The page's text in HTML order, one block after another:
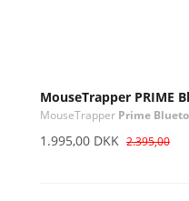
MouseTrapper PRIME
MouseTrapper Prime
1.995,00 DKK 2.395,00